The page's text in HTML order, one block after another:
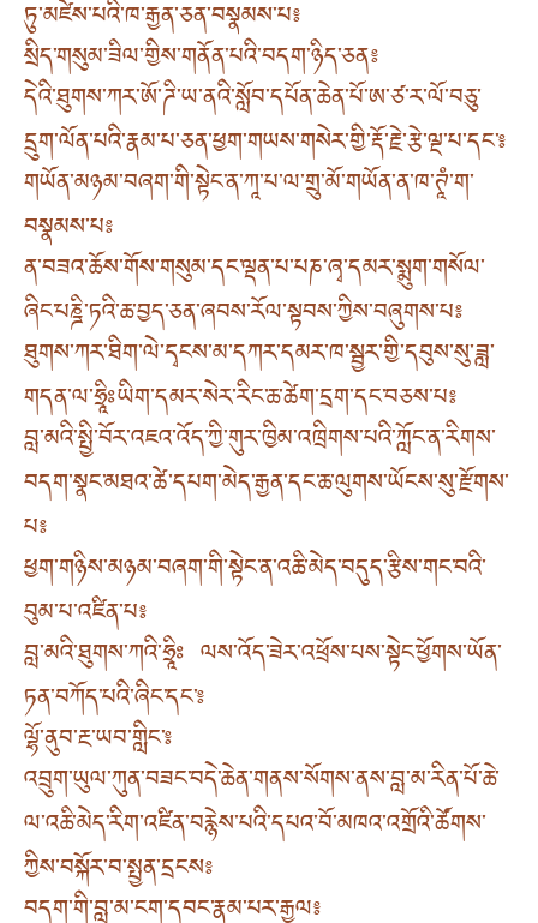
ཏུ་མཛེས་པའི་ཁ་རྒྱན་ཅན་བསྣམས་པ༔
སྲིད་གསུམ་ཟིལ་གྱིས་གནོན་པའི་བདག་ཉིད་ཅན༔
དེའི་ཐུགས་ཀར་ཨོ་ཌི་ཡ་ནའི་སློབ་དཔོན་ཆེན་པོ་ཨ་ཙ་ར་ལོ་བཅུ་
དྲུག་ལོན་པའི་རྣམ་པ་ཅན་ཕྱག་གཡས་གསེར་གྱི་རྡོ་རྗེ་རྩེ་ལྔ་པ་དང་༔
གཡོན་མཉམ་བཞག་གི་སྟེང་ན་ཀཱ་པ་ལ་གྲུ་མོ་གཡོན་ན་ཁ་ཊཱཾ་ག་
བསྣམས་པ༔
ན་བཟའ་ཆོས་གོས་གསུམ་དང་ལྡན་པ་པཎ་ཞྭ་དམར་སྨུག་གསོལ་
ཞིང་པཎྜི་ཏའི་ཆ་བྱད་ཅན་ཞབས་རོལ་སྟབས་ཀྱིས་བཞུགས་པ༔
ཐུགས་ཀར་ཐིག་ལེ་དྭངས་མ་དཀར་དམར་ཁ་སྦྱར་གྱི་དབུས་སུ་ཟླ་
གདན་ལ་ཧྲཱིཿཡིག་དམར་སེར་རིང་ཆ་ཚེག་དྲག་དང་བཅས་པ༔
བླ་མའི་སྤྱི་བོར་འཇའ་འོད་ཀྱི་གུར་ཁྱིམ་འཁྲིགས་པའི་ཀློང་ན་རིགས་
བདག་སྣང་མཐའ་ཚེ་དཔག་མེད་རྒྱན་དང་ཆ་ལུགས་ཡོངས་སུ་རྫོགས་
པ༔
ཕྱག་གཉིས་མཉམ་བཞག་གི་སྟེང་ན་འཆི་མེད་བདུད་རྩིས་གང་བའི་
བུམ་པ་འཛིན་པ༔
བླ་མའི་ཐུགས་ཀའི་ཧྲཱིཿ ལས་འོད་ཟེར་འཕྲོས་པས་སྟེང་ཕྱོགས་ཡོན་
ཏན་བཀོད་པའི་ཞིང་དང་༔
ལྷོ་ནུབ་རྔ་ཡབ་གླིང་༔
འབྲུག་ཡུལ་ཀུན་བཟང་བདེ་ཆེན་གནས་སོགས་ནས་བླ་མ་རིན་པོ་ཆེ་
ལ་འཆི་མེད་རིག་འཛིན་བརྙེས་པའི་དཔའ་བོ་མཁའ་འགྲོའི་ཚོགས་
ཀྱིས་བསྐོར་བ་སྤྱན་དྲངས༔